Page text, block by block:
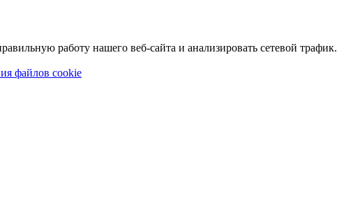
работу нашего веб-сайта и анализировать сетевой трафик.
файлов cookie